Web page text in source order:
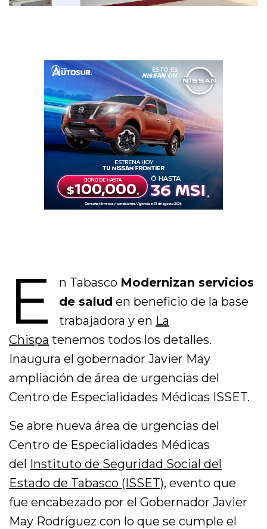
E n Tabasco Modernizan servicios
de salud en beneficio de la base
trabajadora y en La
Chispa tenemos todos los detalles.
Inaugura el gobernador Javier May
ampliación de área de urgencias del
Centro de Especialidades Médicas ISSET.
Se abre nueva área de urgencias del
Centro de Especialidades Médicas
del Instituto de Seguridad Social del
Estado de Tabasco (ISSET), evento que
fue encabezado por el Gobernador Javier
May Rodríguez con lo que se cumple el